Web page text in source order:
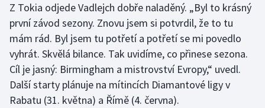
Olympijské hry
Parasport
Plavání
Plážový volejbal
Z Tokia odjede Vadlejch dobře naladěný. „Byl to krásný
první závod sezony. Znovu jsem si potvrdil, že to tu
mám rád. Byl jsem tu potřetí a potřetí se mi povedlo
vyhrát. Skvělá bilance. Tak uvidíme, co přinese sezona.
Cíl je jasný: Birmingham a mistrovství Evropy,“ uvedl.
Další starty plánuje na mítincích Diamantové ligy v
Rabatu (31. května) a Římě (4. června).